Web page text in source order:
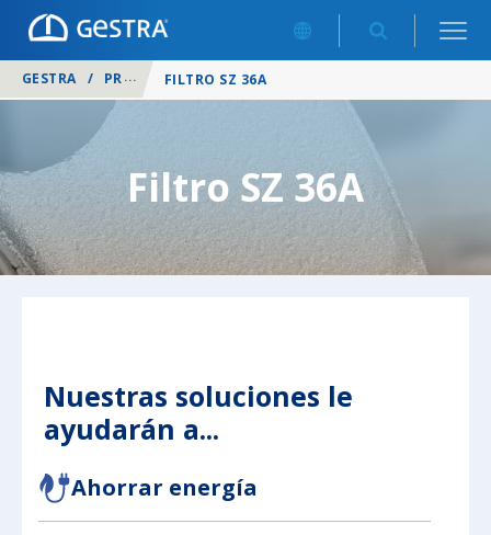
GESTRA / PRODUCTOS / FILTROS
FILTRO SZ 36A
Filtro SZ 36A
Nuestras soluciones le
ayudarán a...
Ahorrar energía